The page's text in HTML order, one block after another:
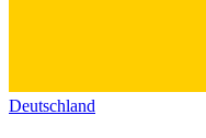
Deutschland